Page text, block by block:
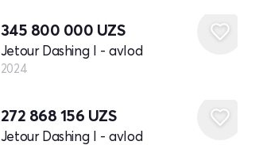
345 800 000 UZS
Jetour Dashing I - avlod
2024
272 868 156 UZS
Jetour Dashing I - avlod